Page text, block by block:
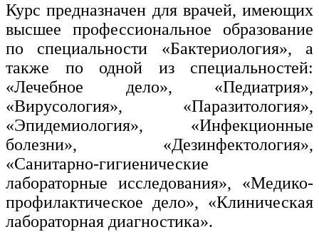
Курс предназначен для врачей, имеющих
высшее профессиональное образование
по специальности «Бактериология», а
также по одной из специальностей:
«Лечебное дело», «Педиатрия»,
«Вирусология», «Паразитология»,
«Эпидемиология», «Инфекционные
болезни», «Дезинфектология»,
«Санитарно-гигиенические
лабораторные исследования», «Медико-
профилактическое дело», «Клиническая
лабораторная диагностика».